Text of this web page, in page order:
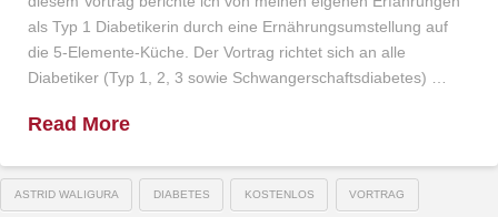
als Typ 1 Diabetikerin durch eine Ernährungsumstellung auf
die 5-Elemente-Küche. Der Vortrag richtet sich an alle
Diabetiker (Typ 1, 2, 3 sowie Schwangerschaftsdiabetes) …
Read More
ASTRID WALIGURA DIABETES KOSTENLOS VORTRAG